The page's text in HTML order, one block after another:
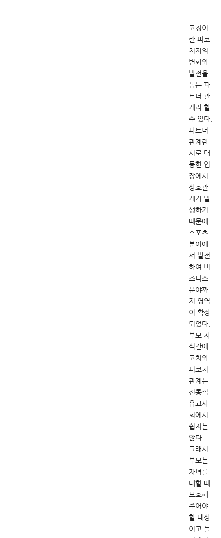
코칭이
란 피코
치자의
변화와
발전을
돕는 파
트너 관
계라 할
수 있다.
파트너
관계란
서로 대
등한 입
장에서
상호관
계가 발
생하기
때문에
스포츠
분야에
서 발전
하여 비
즈니스
분야까
지 영역
이 확장
되었다.
부모 자
식간에
코치와
피코치
관계는
전통적
유교사
회에서
쉽지는
않다.
그래서
부모는
자녀를
대할 때
보호해
주어야
할 대상
이고 늘